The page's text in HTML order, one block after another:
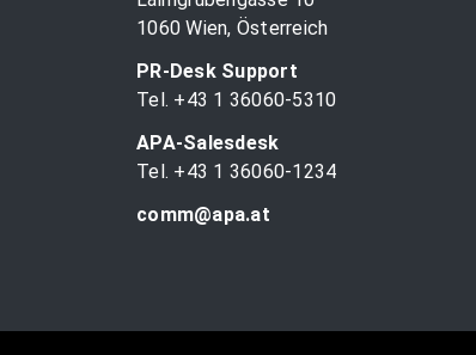
1060 Wien, Österreich
PR-Desk Support
Tel. +43 1 36060-5310
APA-Salesdesk
Tel. +43 1 36060-1234
comm@apa.at